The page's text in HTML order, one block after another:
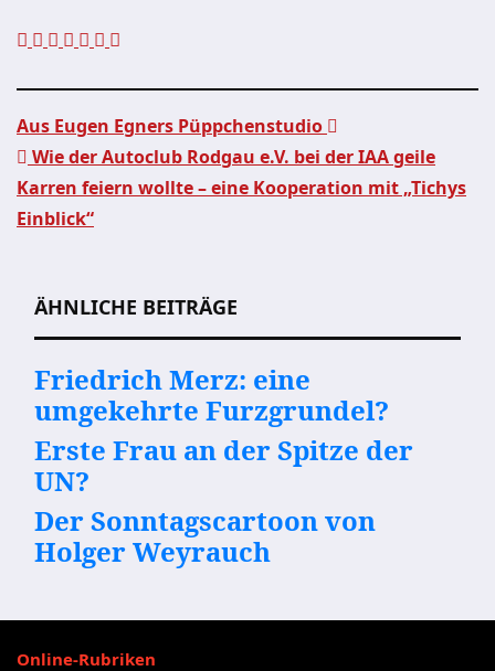
Beitragsnavigation
Aus Eugen Egners Püppchenstudio
Wie der Autoclub Rodgau e.V. bei der IAA geile
Karren feiern wollte – eine Kooperation mit „Tichys
Einblick“
ÄHNLICHE BEITRÄGE
Friedrich Merz: eine
umgekehrte Furzgrundel?
Erste Frau an der Spitze der
UN?
Der Sonntagscartoon von
Holger Weyrauch
Online-Rubriken